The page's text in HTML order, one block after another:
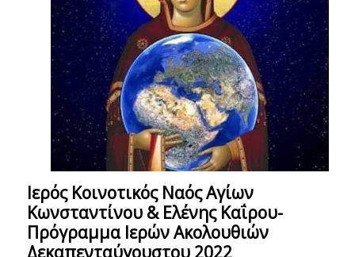
Ιερός Κοινοτικός Ναός Αγίων
Κωνσταντίνου & Ελένης Καΐρου-
Πρόγραμμα Ιερών Ακολουθιών